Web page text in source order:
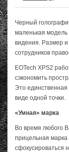
Черный
маленькая
видения. Размер
сотрудников
EOTech XPS2
сэкономить
Это единственная
виде одной точки.
«Умная» марка
Во время любого
прицельная марка
сфокусироваться